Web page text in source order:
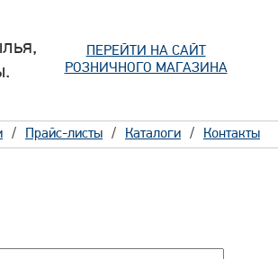
ПЕРЕЙТИ НА САЙТ
РОЗНИЧНОГО МАГАЗИНА
Прайс-листы Каталоги Контакты